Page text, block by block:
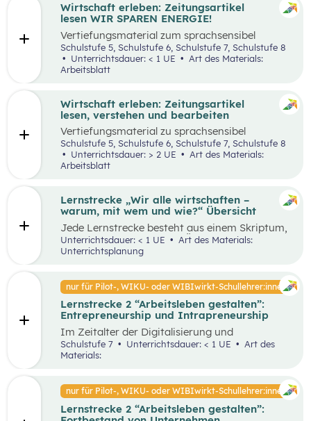
Wirtschaft erleben: Zeitungsartikel
lesen WIR SPAREN ENERGIE!
Vertiefungsmaterial zum sprachsensibel
aufbereiteten Zeitungsartikel “Wir sparen
Energie”.
Schulstufe 5, Schulstufe 6, Schulstufe 7, Schulstufe 8
Unterrichtsdauer: < 1 UE
Arbeitsblatt
Wirtschaft erleben: Zeitungsartikel
lesen, verstehen und bearbeiten
Vertiefungsmaterial zu sprachsensibel
aufbereiteten Zeitungsartikeln.
Schulstufe 5, Schulstufe 6, Schulstufe 7, Schulstufe 8
Unterrichtsdauer: > 2 UE
Art des Materials:
Arbeitsblatt
Lernstrecke „Wir alle wirtschaften –
warum, mit wem und wie?“ Übersicht
Jede Lernstrecke besteht aus einem Skriptum,
welches dazu dient einen Überblick über die
jeweilige Lernstrecke zu erhalten. Mit
dem eigenen Unterrichtsgegenstand
Wissen und entwickeln Fähigkeiten,
Einstellungen und Verhaltensbereitschaften, die
sie in ökonomisch geprägten Lebenssituationen
benötigen. Diese sollen ihnen dabei helfen,
ökonomische Herausforderungen, Aufgaben
und Problemstellungen erkennen, analysieren,
beurteilen und erfolgreich bewältigen zu
können.
Unterrichtsdauer: < 1 UE
Unterrichtsplanung
nur für Pilot-, WIKU- oder WIBIwirkt-Schullehrer:innen
Lernstrecke 2 “Arbeitsleben gestalten”:
Entrepreneurship und Intrapreneurship
Im Zeitalter der Digitalisierung und
Globalisierung sowie der dynamischen
Wirtschaft ist es von großer Bedeutung,
organisatorischer Ebene. Um als Unternehmen
am Markt überleben und erfolgreich zu sein,
benötigt es Entrepreneur:innen und
Schulstufe 7 Unterrichtsdauer: < 1 UE
Materials:
nur für Pilot-, WIKU- oder WIBIwirkt-Schullehrer:innen
Lernstrecke 2 “Arbeitsleben gestalten”: